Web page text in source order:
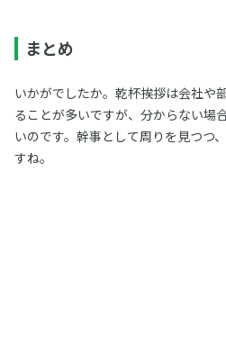
まとめ
いかがでしたか。乾杯挨拶は会社や
ることが多いですが、分からない場
いのです。幹事として周りを見つつ
すね。